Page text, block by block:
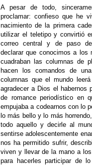
A pesar de todo,
proclamar: confieso que he
nacimiento de la primera
utilizar el teletipo y convirtió
correo central y de paso
declarar que conocimos a los
cuadraban las columnas de
hacen los comandos de
columnas que el mundo
agradecer a Dios el habernos
de romance periodístico en
empujaba a codearnos con lo
lo más bello y lo más
todo aquello y decirle al
sentirse adolescentemente
nos ha permitido sufrir,
viven y llevar de la mano a
para hacerles participar de